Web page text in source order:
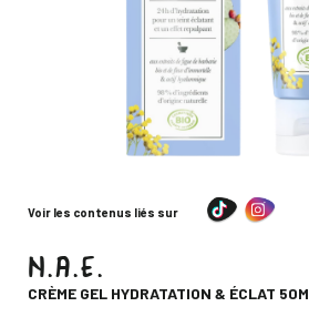
Voir les contenus liés sur
N.A.E.
CRÈME GEL HYDRATATION & ÉCLAT 50M